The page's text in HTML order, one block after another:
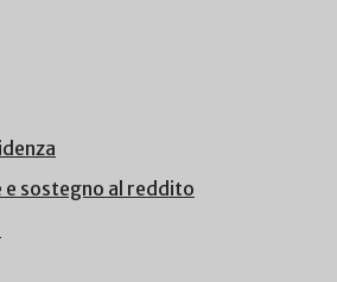
e sostegno al reddito